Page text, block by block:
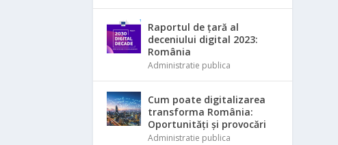
Raportul de țară al
deceniului digital 2023:
România
Administratie publica
Cum poate digitalizarea
transforma România:
Oportunități și provocări
Administratie publica